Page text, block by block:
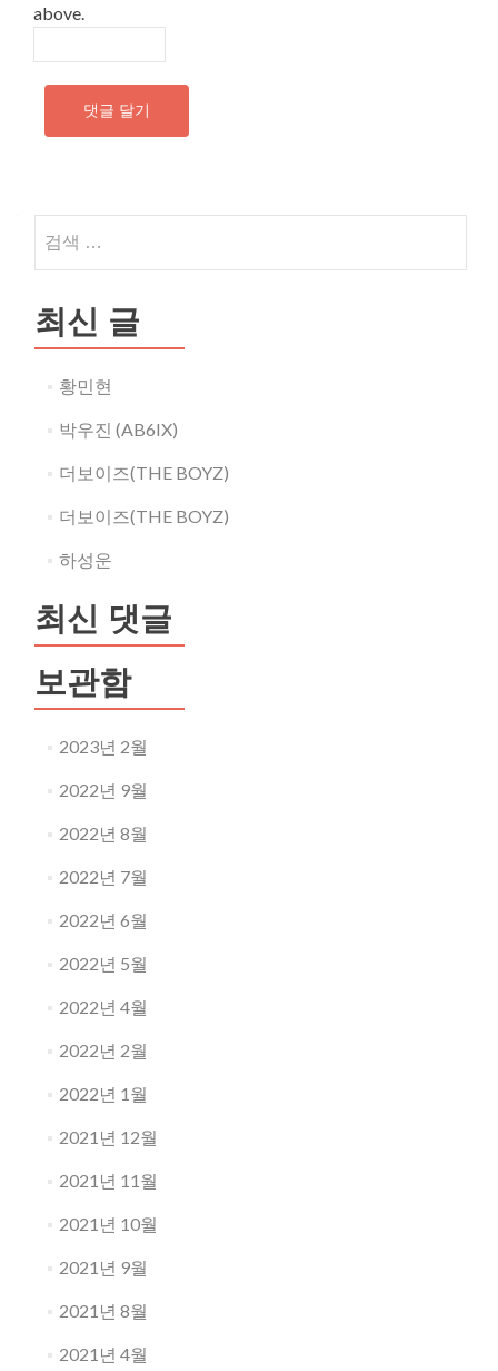
above.
색
최신 글
황민현
박우진 (AB6IX)
더보이즈(THE BOYZ)
더보이즈(THE BOYZ)
하성운
최신 댓글
보관함
2023년 2월
2022년 9월
2022년 8월
2022년 7월
2022년 6월
2022년 5월
2022년 4월
2022년 2월
2022년 1월
2021년 12월
2021년 11월
2021년 10월
2021년 9월
2021년 8월
2021년 4월